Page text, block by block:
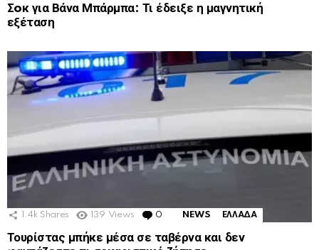
Σoκ για Βάνα Μπάρμπα: Τι έδειξε η μαγνητική
εξέταση
1.4k Shares 139 Views 0 Comments
NEWS ΕΛΛΑΔΑ
Τουρίστας μπήκε μέσα σε ταβέρνα και δεν